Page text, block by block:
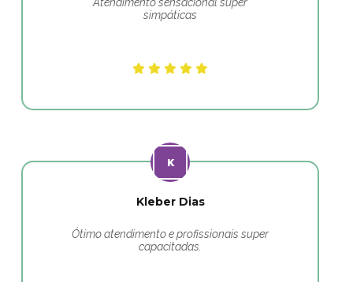
simpáticas
Kleber Dias
Ótimo atendimento e profissionais super
capacitadas.